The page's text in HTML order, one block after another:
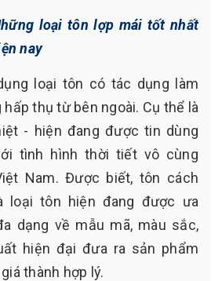
loại tôn lợp mái tốt nhất
nay
loại tôn có tác dụng làm
thụ từ bên ngoài. Cụ thể là
- hiện đang được tin dùng
tình hình thời tiết vô cùng
Nam. Được biết, tôn cách
loại tôn hiện đang được ưa
dạng về mẫu mã, màu sắc,
hiện đại đưa ra sản phẩm
thành hợp lý.